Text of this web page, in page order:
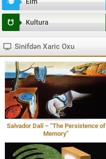
Kultura
Sinifdən Xaric Oxu
Salvador Dalí – “The Persistence of
Memory”